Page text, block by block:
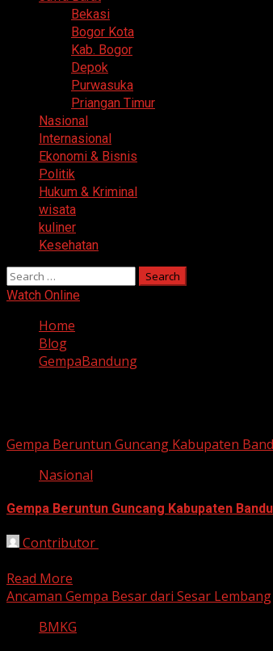
Bekasi
Bogor Kota
Kab. Bogor
Depok
Purwasuka
Priangan Timur
Nasional
Internasional
Ekonomi & Bisnis
Politik
Hukum & Kriminal
wisata
kuliner
Kesehatan
Search
for:
Watch Online
Home
Blog
GempaBandung
Gempa Beruntun Guncang Kabupaten
Nasional
Gempa Beruntun Guncang Kabupaten
Contributor
Read More
Ancaman Gempa Besar dari Sesar Lembang
BMKG